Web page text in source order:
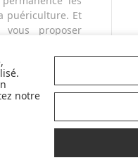
puériculture. Et
proposer
que Cybex,
Crane,
dans vos
labels pour
notre